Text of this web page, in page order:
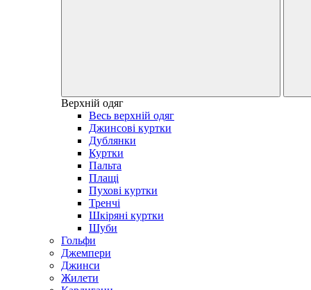
Верхній одяг
Весь верхній одяг
Джинсові куртки
Дублянки
Куртки
Пальта
Плащі
Пухові куртки
Тренчі
Шкіряні куртки
Шуби
Гольфи
Джемпери
Джинси
Жилети